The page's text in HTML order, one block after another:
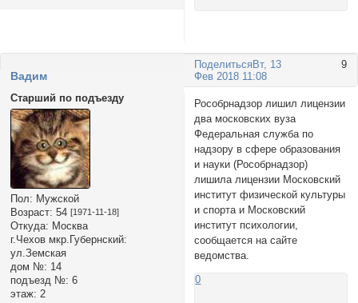
Поделиться 9
Вт, 13
Фев 2018 11:08
Вадим
Старший по подъезду
Пол: Мужской
Возраст: 54 [1971-11-18]
Откуда: Москва
г.Чехов мкр.Губернский:
ул.Земская
дом №: 14
подъезд №: 6
этаж: 2
Рособрнадзор лишил лицензии
два московских вуза
Федеральная служба по
надзору в сфере образования
и науки (Рособрнадзор)
лишила лицензии Московский
институт физической культуры
и спорта и Московский
институт психологии,
сообщается на сайте
ведомства.
0